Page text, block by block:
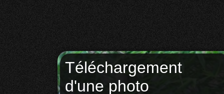
Téléchargement
d'une photo